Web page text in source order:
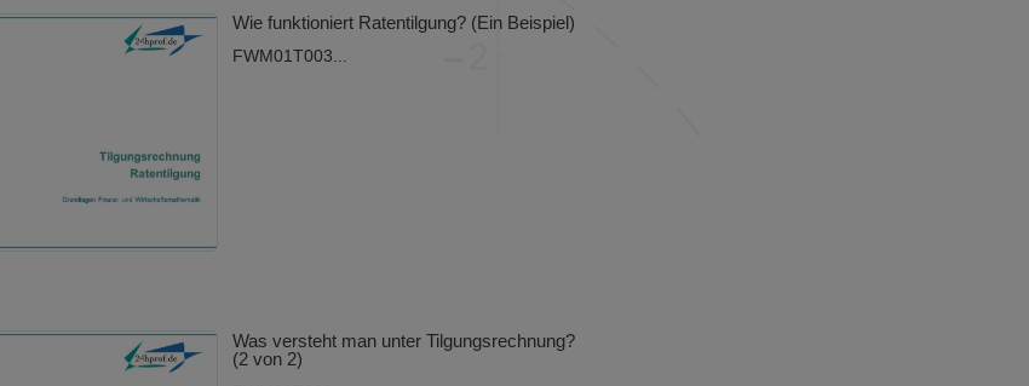
Wie funktioniert Ratentilgung? (Ein Beispiel)
FWM01T003...
Was versteht man unter Tilgungsrechnung?
(2 von 2)